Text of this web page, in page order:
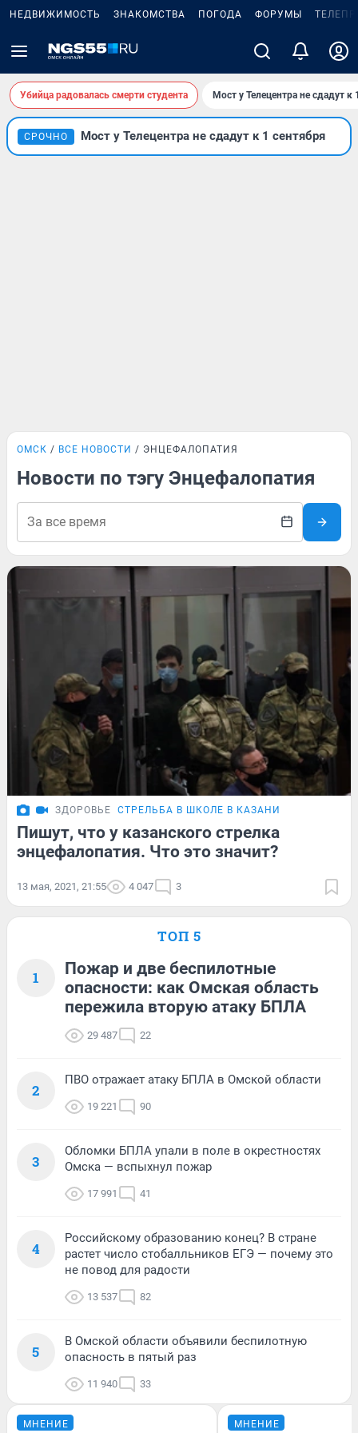
НЕДВИЖИМОСТЬ ЗНАКОМСТВА ПОГОДА ФОРУМЫ
Убийца радовалась смерти студента Мост у Телецентра не сдадут к
СРОЧНО Мост у Телецентра не сдадут к 1 сентября
ОМСК ВСЕ НОВОСТИ ЭНЦЕФАЛОПАТИЯ
Новости по тэгу Энцефалопатия
ЗДОРОВЬЕ СТРЕЛЬБА В ШКОЛЕ В КАЗАНИ
Пишут, что у казанского стрелка
энцефалопатия. Что это значит?
13 мая, 2021, 21:55 4 047 3
ТОП 5
1
Пожар и две беспилотные
опасности: как Омская область
пережила вторую атаку БПЛА
29 487 22
2
ПВО отражает атаку БПЛА в Омской области
19 221 90
3
Обломки БПЛА упали в поле в окрестностях
Омска — вспыхнул пожар
17 991 41
4
Российскому образованию конец? В стране
растет число стобалльников ЕГЭ — почему это
не повод для радости
13 537 82
5
В Омской области объявили беспилотную
опасность в пятый раз
11 940 33
МНЕНИЕ МНЕНИЕ